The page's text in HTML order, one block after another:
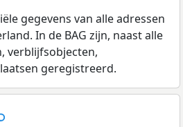
gegevens van alle adressen
In de BAG zijn, naast alle
verblijfsobjecten,
geregistreerd.